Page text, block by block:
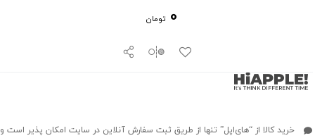
0 تومان
خرید کالا از “های‌اپل” تنها از طریق ثبت سفارش آنلاین در سایت امکان پذیر است و